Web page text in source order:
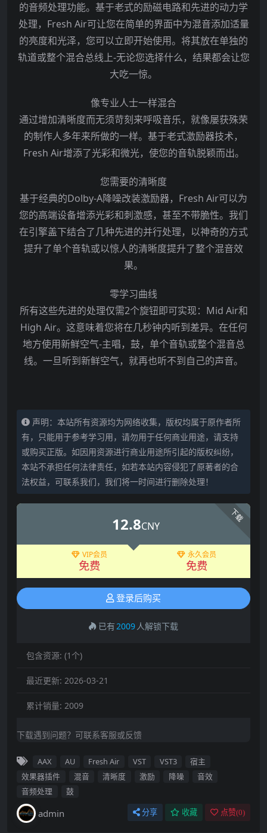
的音频处理功能。基于老式的励磁电路和先进的动力学
处理，Fresh Air可让您在简单的界面中为混音添加适量
的亮度和光泽，您可以立即开始使用。将其放在单独的
轨道或整个混合总线上-无论您选择什么，结果都会让您
大吃一惊。
像专业人士一样混合
通过增加清晰度而无须苛刻来呼吸音乐，就像屡获殊荣
的制作人多年来所做的一样。基于老式激励器技术，
Fresh Air增添了光彩和微光，使您的音轨脱颖而出。
您需要的清晰度
基于经典的Dolby-A降噪改装激励器，Fresh Air可以为
您的高端设备增添光彩和刺激感，甚至不带脆性。我们
在引擎盖下结合了几种先进的并行处理，以神奇的方式
提升了单个音轨或以惊人的清晰度提升了整个混音效
果。
零学习曲线
所有这些先进的处理仅需2个旋钮即可实现：Mid Air和
High Air。这意味着您将在几秒钟内听到差异。在任何
地方使用新鲜空气-主唱，鼓，单个音轨或整个混音总
线。一旦听到新鲜空气，就再也听不到自己的声音。
声明：本站所有资源均为网络收集，版权均属于原作者所
有，只能用于参考学习用，请勿用于任何商业用途，请支持
或购买正版。如因用资源进行商业用途所引起的版权纠纷，
本站不承担任何法律责任，如若本站内容侵犯了原著者的合
法权益，可联系我们，我们将一时间进行删除处理！
下载
12.8CNY
VIP会员
免费
永久会员
免费
登录后购买
已有2009人解锁下载
包含资源: (1个)
最近更新: 2026-03-21
累计销量: 2009
下载遇到问题？可联系客服或反馈
AAX AU Fresh Air VST VST3
宿主
效果器插件
混音 清晰度 激励 降噪
音效
音频处理
鼓
admin 分享 收藏 点赞(0)